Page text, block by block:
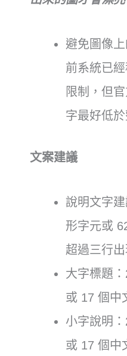
避免圖像
前系統已
限制，但
字最好低
文案建議
說明文字
形字元或
超過三行
大字標題
或 17 個中
小字說明
或 17 個中